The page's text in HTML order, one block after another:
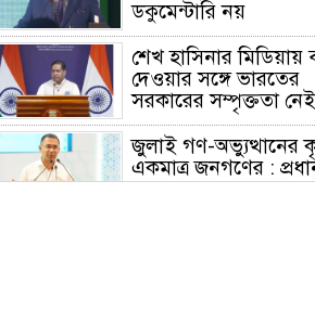
ডকুমেন্টারি নয়
শেখ হাসিনার মিডিয়ায়
দেওয়ার সঙ্গে ভারতের
সরকারের সম্পৃক্ততা নেই
জুলাই গণ-অভ্যুত্থানের
একমাত্র জনগণের :